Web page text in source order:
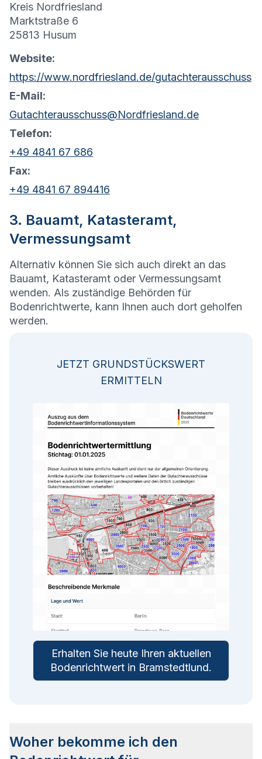
Kreis Nordfriesland
Marktstraße 6
25813 Husum
Website:
https://www.nordfriesland.de/gutachterausschuss
E-Mail:
Gutachterausschuss@Nordfriesland.de
Telefon:
+49 4841 67 686
Fax:
+49 4841 67 894416
3. Bauamt, Katasteramt,
Vermessungsamt
Alternativ können Sie sich auch direkt an das
Bauamt, Katasteramt oder Vermessungsamt
wenden. Als zuständige Behörden für
Bodenrichtwerte, kann Ihnen auch dort geholfen
werden.
JETZT GRUNDSTÜCKSWERT
ERMITTELN
Erhalten Sie heute Ihren aktuellen
Bodenrichtwert in Bramstedtlund.
Woher bekomme ich den